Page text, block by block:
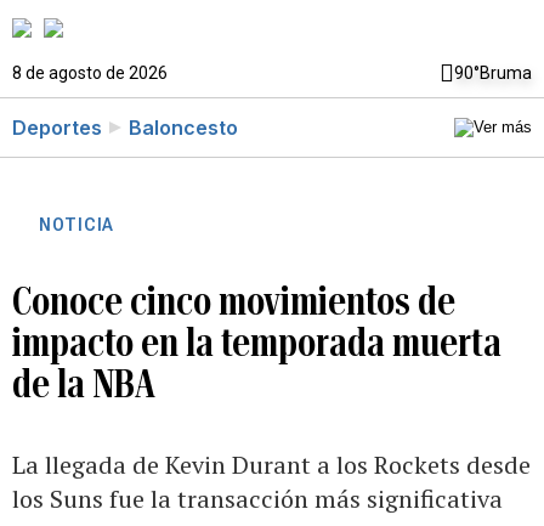
8 de agosto de 2026 90°Bruma
Deportes Baloncesto
NOTICIA
Conoce cinco movimientos de
impacto en la temporada muerta
de la NBA
La llegada de Kevin Durant a los Rockets desde
los Suns fue la transacción más significativa